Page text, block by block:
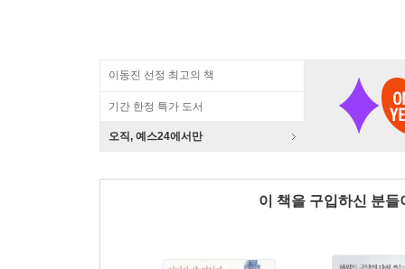
이동진 선정 최고의 책
기간 한정 특가 도서
오직, 예스24에서만
이 책을 구입하신 분